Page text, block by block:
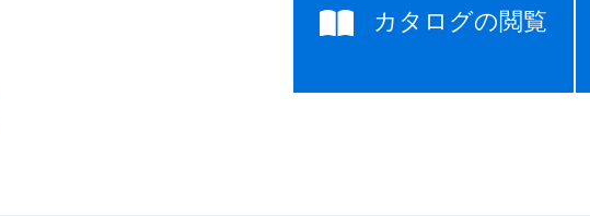
カタログの閲覧